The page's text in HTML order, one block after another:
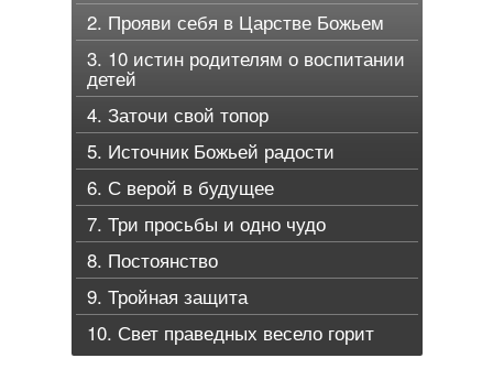
2. Прояви себя в Царстве Божьем
3. 10 истин родителям о воспитании
детей
4. Заточи свой топор
5. Источник Божьей радости
6. С верой в будущее
7. Три просьбы и одно чудо
8. Постоянство
9. Тройная защита
10. Свет праведных весело горит